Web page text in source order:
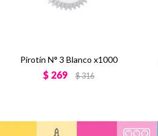
Pirotín N° 3 Blanco x1000
$ 269 $316